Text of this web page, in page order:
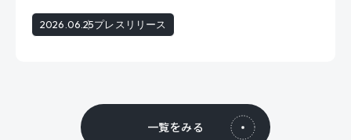
一覧をみる
2026.06.25プレスリリース